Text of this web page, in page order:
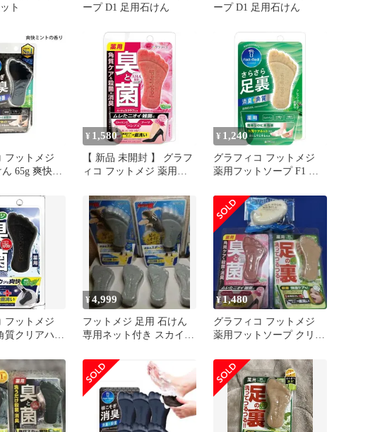
ト
ープ D1 足用石けん
ープ D1 足用石けん
フットメジ
65g 爽快ミ
ル便無料[C]
¥ 1,580
【 新品 未開封 】 グラフ
ィコ フットメジ 薬用フ
ーズ 65g 未使用 送料無料
¥ 1,240
グラフィコ フットメジ
薬用フットソープ F1 フ
x 1 角質ケア 清潔に保つ
ことをサポート 消臭 足
用スクラブ 足用石けん
フットメジ
クリアハー
¥4,999
フットメジ 足用 石けん
専用ネット付き スカイブ
¥1,480
グラフィコ フットメジ
薬用フットソープ クリア